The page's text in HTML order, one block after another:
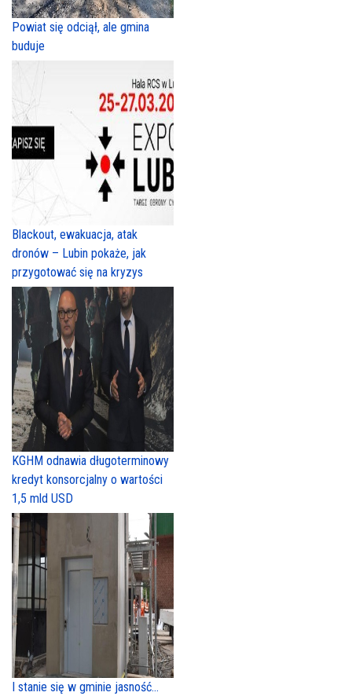
Powiat się odciął, ale gmina
buduje
Blackout, ewakuacja, atak
dronów – Lubin pokaże, jak
przygotować się na kryzys
KGHM odnawia długoterminowy
kredyt konsorcjalny o wartości
1,5 mld USD
I stanie się w gminie jasność...